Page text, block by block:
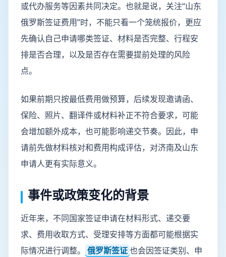
或代办服务等因素共同决定。也就是说，关注“山东
俄罗斯签证费用”时，不能只看一个笼统报价，更应
先确认自己申请哪类签证、材料是否完整、行程安
排是否合理，以及是否存在需要提前处理的风险
点。
如果前期只按最低费用做预算，后续发现邀请函、
保险、照片、翻译件或材料补正不符合要求，可能
会增加额外成本，也可能影响递交节奏。因此，申
请前先做材料核对和费用构成评估，对济南及山东
申请人更有实际意义。
事件或政策变化的背景
近年来，不同国家签证申请在材料形式、递交要
求、费用收取方式、受理安排等方面都可能根据实
际情况进行调整。
俄罗斯签证也会因签证类别、申